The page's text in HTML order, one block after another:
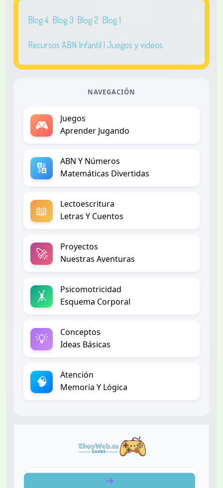
Blog 4 Blog 3 Blog 2 Blog 1
Recursos ABN Infantil | Juegos y videos
NAVEGACIÓN
🎮
Juegos
Aprender Jugando
🔢
ABN Y Números
Matemáticas Divertidas
📖
Lectoescritura
Letras Y Cuentos
🚀
Proyectos
Nuestras Aventuras
🤸
Psicomotricidad
Esquema Corporal
💡
Conceptos
Ideas Básicas
🧠
Atención
Memoria Y Lógica